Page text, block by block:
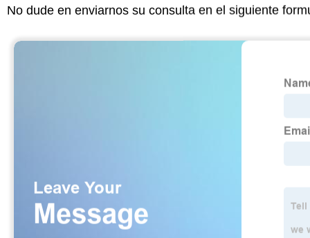
No dude en enviarnos su consulta en el siguiente